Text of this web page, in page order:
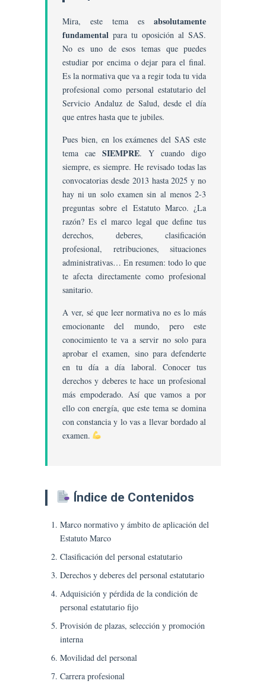
Servicios
De
Salud:
Clasificación
Del
Personal
Estatutario;
Derechos
Deberes;
Adquisición
Y
Pérdida
De
La
Condición
De
Personal
Estatutario
Fijo;
Plazas,
Selección
Y
Promoción
Interna;
Movilidad
Del
Personal;
Carrera
Profesional;
Retribuciones;
Permisos
Licencias;
Situaciones
Personal
Estatutario;
Disciplinario;
Incompatibilidades;
Representación,
Negociación
Colectiva.
Mira, este tema esabsolutamente
fundamentalpara tu oposición al SAS.
No es uno de esos temas que puedes
estudiar por encima o dejar para el final.
Es la normativa que va a regir toda tu vida
profesional como personal estatutario del
Servicio Andaluz de Salud, desde el día
que entres hasta que te jubiles.
Pues bien, en los exámenes del SAS este
tema cae SIEMPRE. Y cuando digo
siempre, es siempre. He revisado todas las
convocatorias desde 2013 hasta 2025 y no
hay ni un solo examen sin al menos 2-3
preguntas sobre el Estatuto Marco. ¿La
razón? Es el marco legal que define tus
derechos, deberes, clasificación
profesional, retribuciones, situaciones
administrativas… En resumen: todo lo que
te afecta directamente como profesional
sanitario.
A ver, sé que leer normativa no es lo más
emocionante del mundo, pero este
conocimiento te va a servir no solo para
aprobar el examen, sino para defenderte
en tu día a día laboral. Conocer tus
derechos y deberes te hace un profesional
más empoderado. Así que vamos a por
ello con energía, que este tema se domina
con constancia y lo vas a llevar bordado al
examen.
Índice de Contenidos
Marco normativo y ámbito de aplicación del
Estatuto Marco
Clasificación del personal estatutario
Derechos y deberes del personal estatutario
Adquisición y pérdida de la condición de
personal estatutario fijo
Provisión de plazas, selección y promoción
interna
Movilidad del personal
Carrera profesional